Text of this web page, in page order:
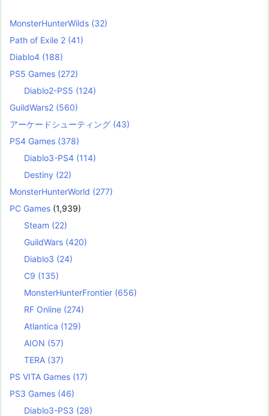
MonsterHunterWilds (32)
Path of Exile 2 (41)
Diablo4 (188)
PS5 Games (272)
Diablo2-PS5 (124)
GuildWars2 (560)
アーケードシューティング (43)
PS4 Games (378)
Diablo3-PS4 (114)
Destiny (22)
MonsterHunterWorld (277)
PC Games (1,939)
Steam (22)
GuildWars (420)
Diablo3 (24)
C9 (135)
MonsterHunterFrontier (656)
RF Online (274)
Atlantica (129)
AION (57)
TERA (37)
PS VITA Games (17)
PS3 Games (46)
Diablo3-PS3 (28)